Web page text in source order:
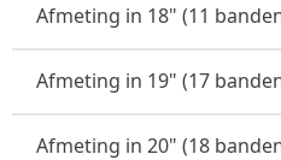
Afmeting in 18" (11
Afmeting in 19" (17
Afmeting in 20" (18